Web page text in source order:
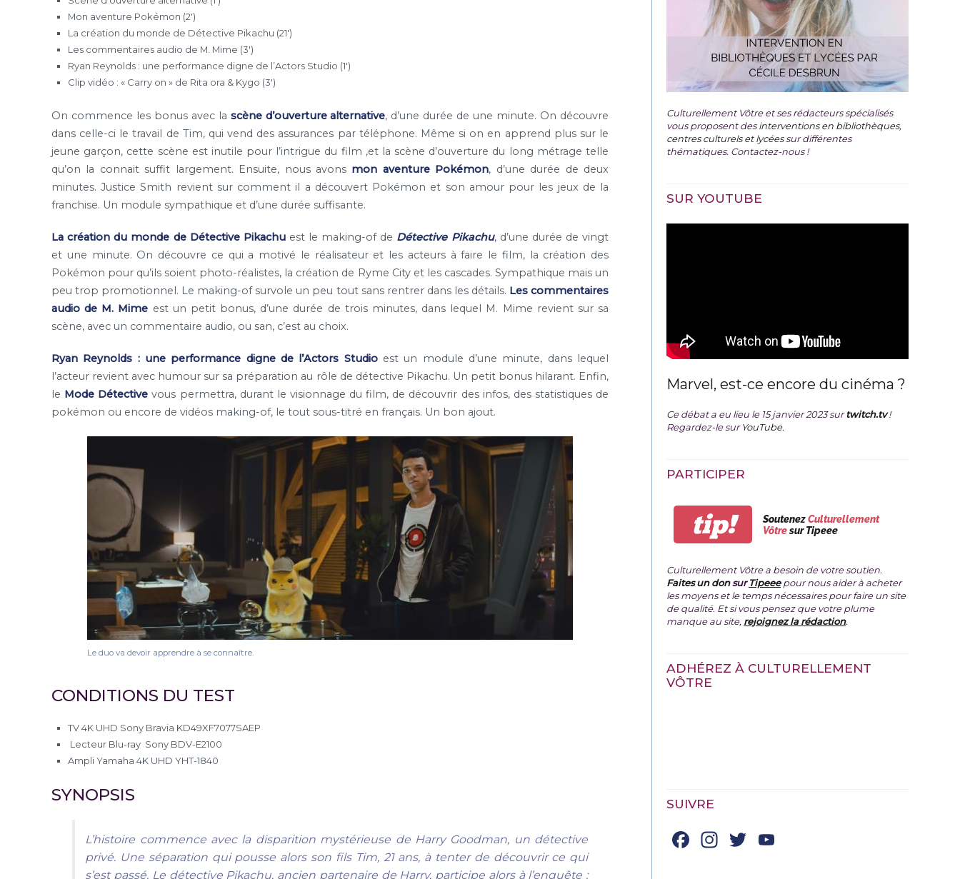
Mon aventure Pokémon (2′)
La création du monde de Détective Pikachu (21′)
Les commentaires audio de M. Mime (3′)
Ryan Reynolds : une performance digne de l’Actors Studio (1′)
Clip vidéo : « Carry on » de Rita ora & Kygo (3′)
On commence les bonus avec la scène d’ouverture alternative, d’une durée de une minute. On découvre
dans celle-ci le travail de Tim, qui vend des assurances par téléphone. Même si on en apprend plus sur le
jeune garçon, cette scène est inutile pour l’intrigue du film ,et la scène d’ouverture du long métrage telle
qu’on la connait suffit largement. Ensuite, nous avons mon aventure Pokémon, d’une durée de deux
minutes. Justice Smith revient sur comment il a découvert Pokémon et son amour pour les jeux de la
franchise. Un module sympathique et d’une durée suffisante.
La création du monde de Détective Pikachuest le making-of de Détective Pikachu, d’une durée de vingt
et une minute. On découvre ce qui a motivé le réalisateur et les acteurs à faire le film, la création des
Pokémon pour qu’ils soient photo-réalistes, la création de Ryme City et les cascades. Sympathique mais un
peu trop promotionnel. Le making-of survole un peu tout sans rentrer dans les détails. Les commentaires
audio de M. Mime est un petit bonus, d’une durée de trois minutes, dans lequel M. Mime revient sur sa
scène, avec un commentaire audio, ou san, c’est au choix.
Ryan Reynolds : une performance digne de l’Actors Studioest un module d’une minute, dans lequel
l’acteur revient avec humour sur sa préparation au rôle de détective Pikachu. Un petit bonus hilarant. Enfin,
le Mode Détective vous permettra, durant le visionnage du film, de découvrir des infos, des statistiques de
pokémon ou encore de vidéos making-of, le tout sous-titré en français. Un bon ajout.
Le duo va devoir apprendre à se connaître.
CONDITIONS DU TEST
TV 4K UHD Sony Bravia KD49XF7077SAEP
Lecteur Blu-ray Sony BDV-E2100
Ampli Yamaha 4K UHD YHT-1840
SYNOPSIS
L’histoire commence avec la disparition mystérieuse de Harry Goodman, un détective
privé. Une séparation qui pousse alors son fils Tim, 21 ans, à tenter de découvrir ce qui
s’est passé. Le détective Pikachu, ancien partenaire de Harry, participe alors à l’enquête :
Culturellement Vôtre et ses rédacteurs spécialisés
vous proposent desinterventions en bibliothèques,
centres culturels et lycéessur différentes
thématiques. Contactez-nous !
SUR YOUTUBE
Marvel, est-ce encore du cinéma ?
Ce débat a eu lieu le 15 janvier 2023 surtwitch.tv !
Regardez-le surYouTube.
PARTICIPER
tip! SoutenezCulturellement
Vôtresur Tipeee
Culturellement Vôtre a besoin de votre soutien.
Faites un donsurTipeeepour nous aider à acheter
les moyens et le temps nécessaires pour faire un site
de qualité. Et si vous pensez que votre plume
manque au site, rejoignez la rédaction.
ADHÉREZ À CULTURELLEMENT
VÔTRE
SUIVRE
Facebook
Instagram
Twitter